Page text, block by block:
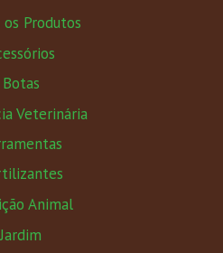
os Produtos
Botas
Veterinária
Animal
Jardim